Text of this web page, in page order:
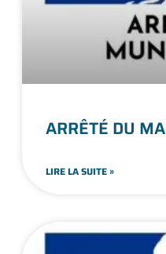
ARRÊTÉ DU
LIRE LA SUITE »